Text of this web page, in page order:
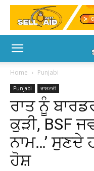
Home Punjabi
Punjabi ਰਾਸ਼ਟਰੀ
ਰਾਤ ਨੂੰ
ਕੁੜੀ, BSF
ਨਾਮ…’
ਹੋਸ਼